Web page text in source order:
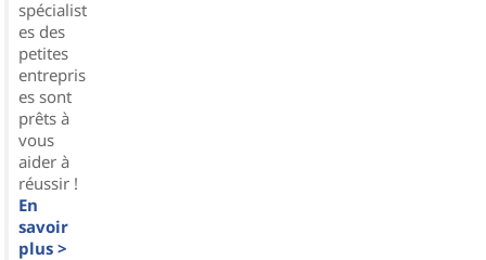
spécialist
es des
petites
entrepris
es sont
prêts à
vous
aider à
réussir !
En
savoir
plus >